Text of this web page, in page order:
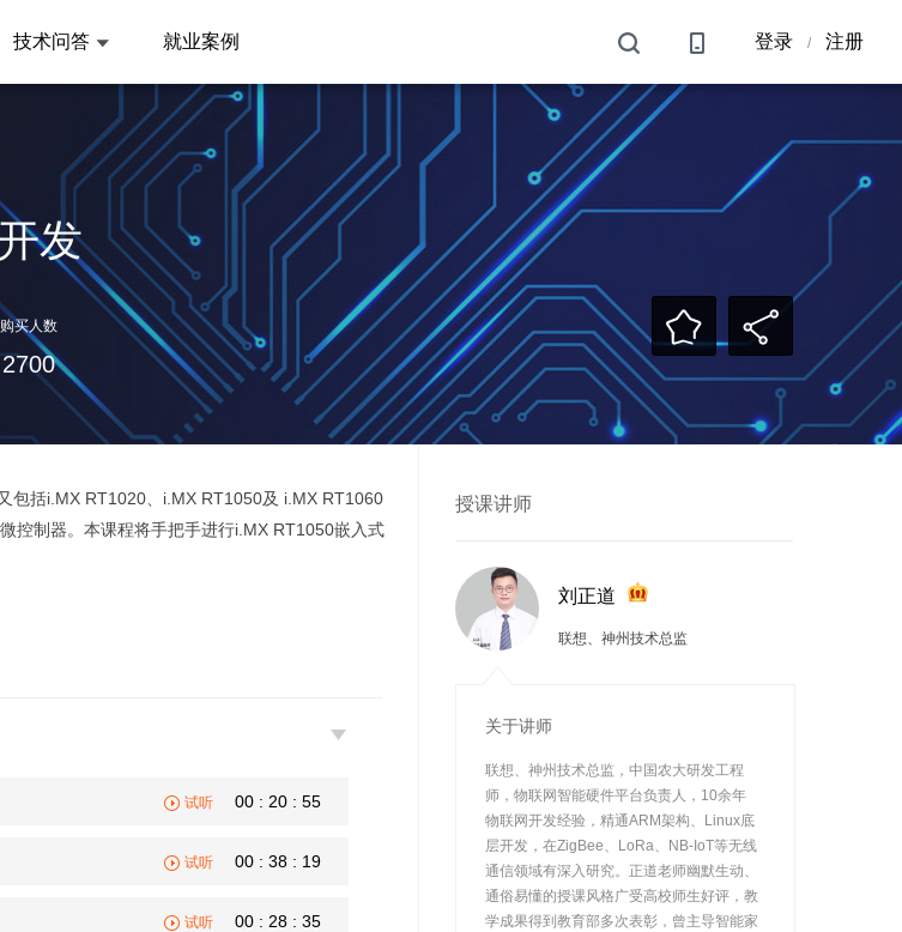
技术问答 就业案例 登录 / 注册
发
购买人数
2700
包括i.MX RT1020、i.MX RT1050及 i.MX RT1060
控制器。本课程将手把手进行i.MX RT1050嵌入式
试听 00 : 20 : 55
试听 00 : 38 : 19
试听 00 : 28 : 35
授课讲师
刘正道
联想、神州技术总监
关于讲师
联想、神州技术总监，中国农大研发工程
师，物联网智能硬件平台负责人，10余年
物联网开发经验，精通ARM架构、Linux底
层开发，在ZigBee、LoRa、NB-IoT等无线
通信领域有深入研究。正道老师幽默生动、
通俗易懂的授课风格广受高校师生好评，教
学成果得到教育部多次表彰，曾主导智能家